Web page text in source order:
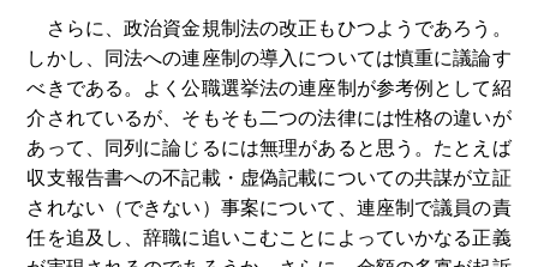
さらに、政治資金規制法の改正もひつようであろう。
しかし、同法への連座制の導入については慎重に議論す
べきである。よく公職選挙法の連座制が参考例として紹
介されているが、そもそも二つの法律には性格の違いが
あって、同列に論じるには無理があると思う。たとえば
収支報告書への不記載・虚偽記載についての共謀が立証
されない（できない）事案について、連座制で議員の責
任を追及し、辞職に追いこむことによっていかなる正義